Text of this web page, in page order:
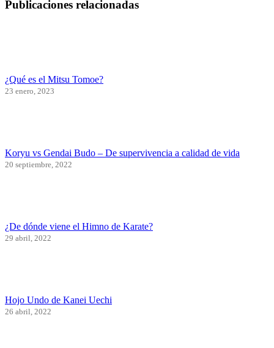
Publicaciones relacionadas
¿Qué es el Mitsu Tomoe?
23 enero, 2023
Koryu vs Gendai Budo – De supervivencia a calidad de vida
20 septiembre, 2022
¿De dónde viene el Himno de Karate?
29 abril, 2022
Hojo Undo de Kanei Uechi
26 abril, 2022